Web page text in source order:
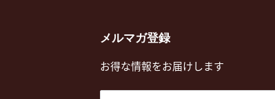
メルマガ登録
お得な情報をお届けします